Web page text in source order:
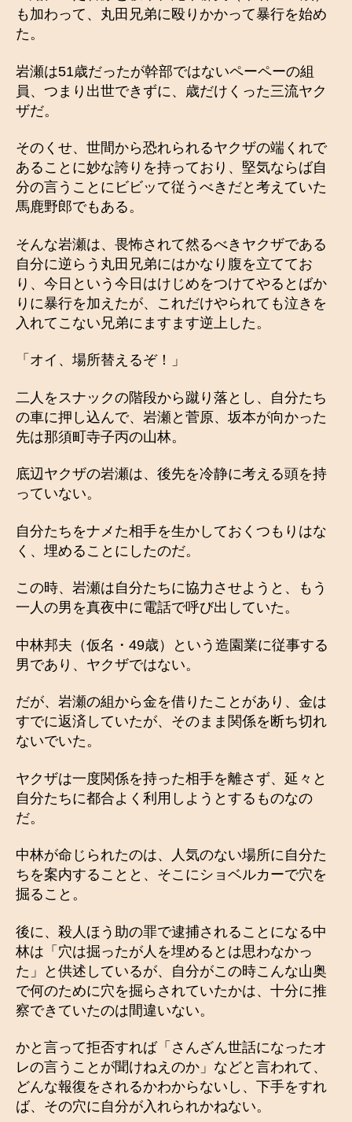
も加わって、丸田兄弟に殴りかかって暴行を始め
た。
岩瀬は51歳だったが幹部ではないペーペーの組
員、つまり出世できずに、歳だけくった三流ヤク
ザだ。
そのくせ、世間から恐れられるヤクザの端くれで
あることに妙な誇りを持っており、堅気ならば自
分の言うことにビビッて従うべきだと考えていた
馬鹿野郎でもある。
そんな岩瀬は、畏怖されて然るべきヤクザである
自分に逆らう丸田兄弟にはかなり腹を立ててお
り、今日という今日はけじめをつけてやるとばか
りに暴行を加えたが、これだけやられても泣きを
入れてこない兄弟にますます逆上した。
「オイ、場所替えるぞ！」
二人をスナックの階段から蹴り落とし、自分たち
の車に押し込んで、岩瀬と菅原、坂本が向かった
先は那須町寺子丙の山林。
底辺ヤクザの岩瀬は、後先を冷静に考える頭を持
っていない。
自分たちをナメた相手を生かしておくつもりはな
く、埋めることにしたのだ。
この時、岩瀬は自分たちに協力させようと、もう
一人の男を真夜中に電話で呼び出していた。
中林邦夫（仮名・49歳）という造園業に従事する
男であり、ヤクザではない。
だが、岩瀬の組から金を借りたことがあり、金は
すでに返済していたが、そのまま関係を断ち切れ
ないでいた。
ヤクザは一度関係を持った相手を離さず、延々と
自分たちに都合よく利用しようとするものなの
だ。
中林が命じられたのは、人気のない場所に自分た
ちを案内することと、そこにショベルカーで穴を
掘ること。
後に、殺人ほう助の罪で逮捕されることになる中
林は「穴は掘ったが人を埋めるとは思わなかっ
た」と供述しているが、自分がこの時こんな山奥
で何のために穴を掘らされていたかは、十分に推
察できていたのは間違いない。
かと言って拒否すれば「さんざん世話になったオ
レの言うことが聞けねえのか」などと言われて、
どんな報復をされるかわからないし、下手をすれ
ば、その穴に自分が入れられかねない。